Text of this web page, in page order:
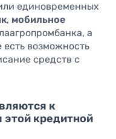
единовременных
, мобильное
а
возможность
средств с
к
кредитной